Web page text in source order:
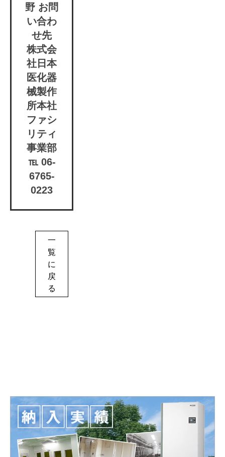
野 お問
い合わ
せ先
株式会
社日本
医化器
械製作
所本社
ファシ
リティ
事業部
℡ 06-
6765-
0223
一
覧
に
戻
る